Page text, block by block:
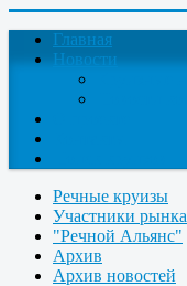
Главная
Новости
Речные круизы
Участники рынка
"Речной Альянс"
Архив
Архив новостей